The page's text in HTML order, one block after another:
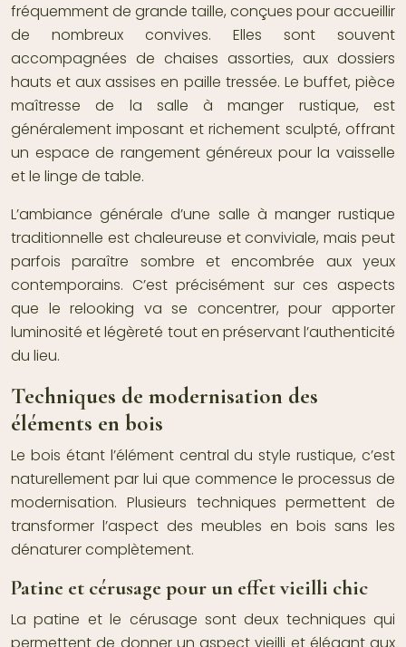
fréquemment de grande taille, conçues pour accueillir
de nombreux convives. Elles sont souvent
accompagnées de chaises assorties, aux dossiers
hauts et aux assises en paille tressée. Le buffet, pièce
maîtresse de la salle à manger rustique, est
généralement imposant et richement sculpté, offrant
un espace de rangement généreux pour la vaisselle
et le linge de table.
L’ambiance générale d’une salle à manger rustique
traditionnelle est chaleureuse et conviviale, mais peut
parfois paraître sombre et encombrée aux yeux
contemporains. C’est précisément sur ces aspects
que le relooking va se concentrer, pour apporter
luminosité et légèreté tout en préservant l’authenticité
du lieu.
Techniques de modernisation des
éléments en bois
Le bois étant l’élément central du style rustique, c’est
naturellement par lui que commence le processus de
modernisation. Plusieurs techniques permettent de
transformer l’aspect des meubles en bois sans les
dénaturer complètement.
Patine et cérusage pour un effet vieilli chic
La patine et le cérusage sont deux techniques qui
permettent de donner un aspect vieilli et élégant aux